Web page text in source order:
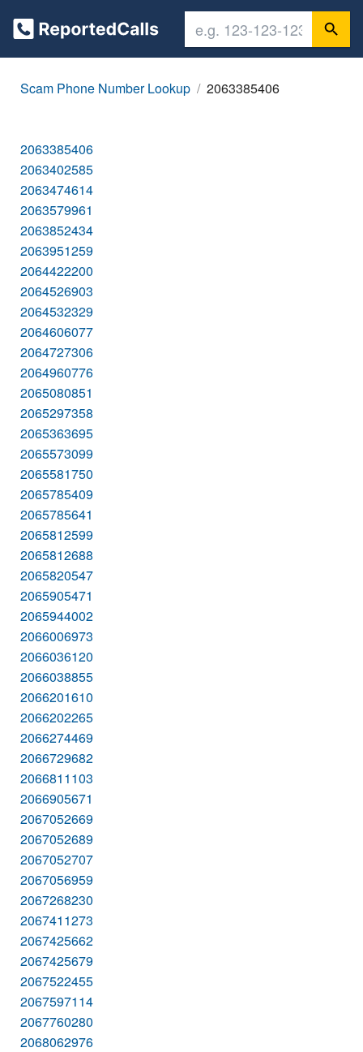
Scam Phone Number Lookup 2063385406
2063385406
2063402585
2063474614
2063579961
2063852434
2063951259
2064422200
2064526903
2064532329
2064606077
2064727306
2064960776
2065080851
2065297358
2065363695
2065573099
2065581750
2065785409
2065785641
2065812599
2065812688
2065820547
2065905471
2065944002
2066006973
2066036120
2066038855
2066201610
2066202265
2066274469
2066729682
2066811103
2066905671
2067052669
2067052689
2067052707
2067056959
2067268230
2067411273
2067425662
2067425679
2067522455
2067597114
2067760280
2068062976